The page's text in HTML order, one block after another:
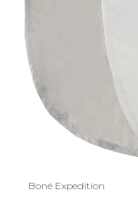
Boné Expedition